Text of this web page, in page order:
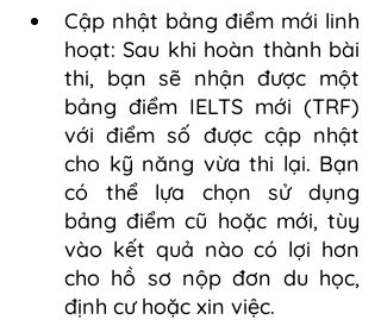
Cập nhật bảng điểm mới linh
hoạt: Sau khi hoàn thành bài
thi, bạn sẽ nhận được một
bảng điểm IELTS mới (TRF)
với điểm số được cập nhật
cho kỹ năng vừa thi lại. Bạn
có thể lựa chọn sử dụng
bảng điểm cũ hoặc mới, tùy
vào kết quả nào có lợi hơn
cho hồ sơ nộp đơn du học,
định cư hoặc xin việc.